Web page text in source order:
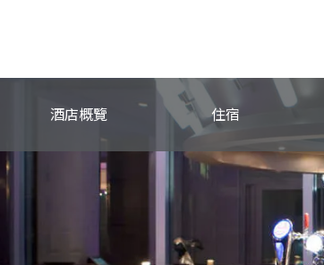
酒店概覽 住宿